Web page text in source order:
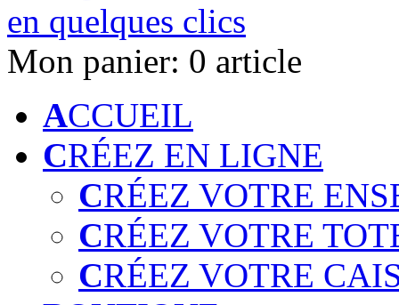
Mon panier: 0 article
ACCUEIL
CRÉEZ EN LIGNE
CRÉEZ VOTRE
CRÉEZ VOTRE
CRÉEZ VOTRE